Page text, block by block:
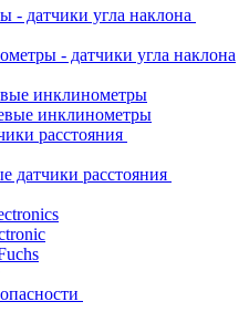
- датчики угла наклона
- датчики угла наклона
инклинометры
инклинометры
расстояния
датчики расстояния